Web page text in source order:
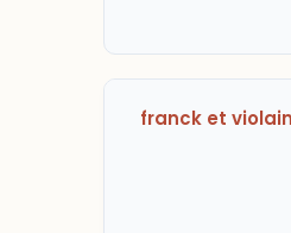
franck et